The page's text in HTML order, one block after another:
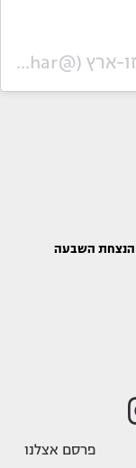
הנצחת השבעה
פרסם אצלנו